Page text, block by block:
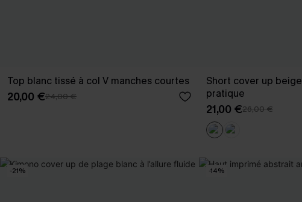
Top blanc tissé à col V manches courtes
20,00 €24,00 €
Short cover up
pratique
21,00 €26,00 €
-21% -14%